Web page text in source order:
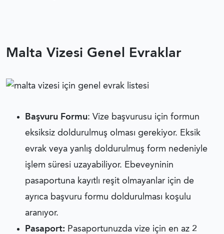
Malta Vizesi Genel Evraklar
Başvuru Formu: Vize başvurusu için formun
eksiksiz doldurulmuş olması gerekiyor. Eksik
evrak veya yanlış doldurulmuş form nedeniyle
işlem süresi uzayabiliyor. Ebeveyninin
pasaportuna kayıtlı reşit olmayanlar için de
ayrıca başvuru formu doldurulması koşulu
aranıyor.
Pasaport: Pasaportunuzda vize için en az 2